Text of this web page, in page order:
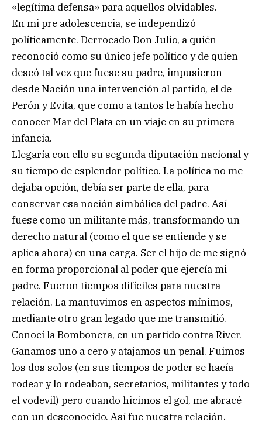
«legítima defensa» para aquellos olvidables.
En mi pre adolescencia, se independizó
políticamente. Derrocado Don Julio, a quién
reconoció como su único jefe político y de quien
deseó tal vez que fuese su padre, impusieron
desde Nación una intervención al partido, el de
Perón y Evita, que como a tantos le había hecho
conocer Mar del Plata en un viaje en su primera
infancia.
Llegaría con ello su segunda diputación nacional y
su tiempo de esplendor político. La política no me
dejaba opción, debía ser parte de ella, para
conservar esa noción simbólica del padre. Así
fuese como un militante más, transformando un
derecho natural (como el que se entiende y se
aplica ahora) en una carga. Ser el hijo de me signó
en forma proporcional al poder que ejercía mi
padre. Fueron tiempos difíciles para nuestra
relación. La mantuvimos en aspectos mínimos,
mediante otro gran legado que me transmitió.
Conocí la Bombonera, en un partido contra River.
Ganamos uno a cero y atajamos un penal. Fuimos
los dos solos (en sus tiempos de poder se hacía
rodear y lo rodeaban, secretarios, militantes y todo
el vodevil) pero cuando hicimos el gol, me abracé
con un desconocido. Así fue nuestra relación.